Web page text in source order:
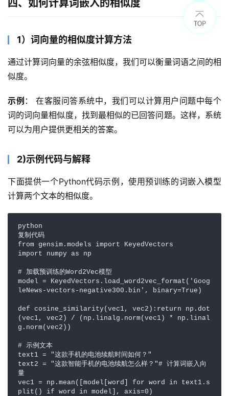
四、如何计算词嵌入的相似度
1）词向量的相似度计算方法
通过计算词向量的余弦相似度，我们可以衡量词语之间的相
似度。
示例 ： 在客服问答系统中，我们可以计算用户问题中每个
词的词向量相似度，找到最相似的已回答问题。这样，系统
可以为用户提供更相关的答案。
2)示例代码与解释
下面提供一个Python代码示例，使用预训练的词嵌入模型
计算两个文本的相似度。
python
复制代码
from gensim.models import KeyedVectors
import numpy as np
# 加载预训练的Word2Vec模型
model = KeyedVectors.load_word2vec_format('Goog
leNews-vectors-negative300.bin', binary=True)
def cosine_similarity(vec1, vec2):return np.dot
(vec1, vec2) / (np.linalg.norm(vec1) * np.linal
g.norm(vec2))
# 示例文本
text1 = "这款手机的电池续航时间如何？"
text2 = "这款智能手机的电池续航怎么样？"# 计算词嵌入向
量
vec1 = np.mean([model[word] for word in text1.s
plit() if word in model], axis=0)